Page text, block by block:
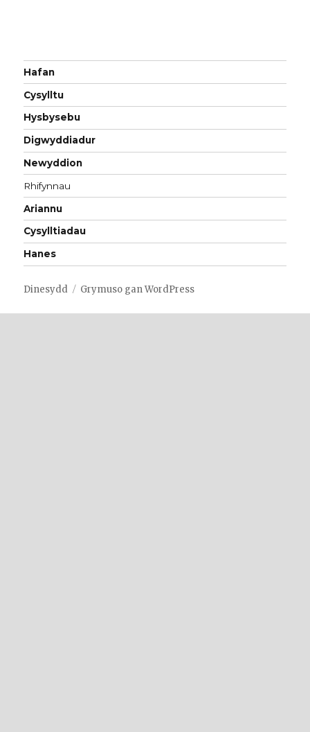
Hafan
Cysylltu
Hysbysebu
Digwyddiadur
Newyddion
Rhifynnau
Ariannu
Cysylltiadau
Hanes
Dinesydd Grymuso gan WordPress